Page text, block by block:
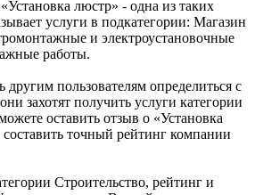
люстр» - одна из таких
услуги в подкатегории: Магазин
и электроустановочные
работы.
пользователям определиться с
захотят получить услуги категории
оставить отзыв о «Установка
точный рейтинг компании
Строительство, рейтинг и